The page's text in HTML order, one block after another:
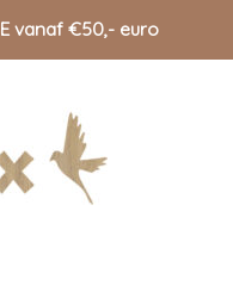
vanaf €50,- euro